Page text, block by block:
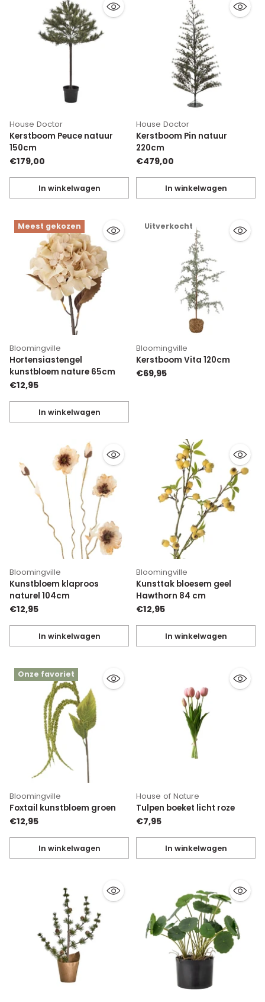
House Doctor
Kerstboom Peuce natuur
150cm
€179,00
In winkelwagen
Hoeveelheid
House Doctor
Kerstboom Pin natuur
220cm
€479,00
In winkelwagen
Hoeveelheid
Meest gekozen
Bloomingville
Hortensiastengel
kunstbloem nature 65cm
€12,95
In winkelwagen
Hoeveelheid
Uitverkocht
Bloomingville
Kerstboom Vita 120cm
€69,95
Bloomingville
Kunstbloem klaproos
naturel 104cm
€12,95
In winkelwagen
Hoeveelheid
Bloomingville
Kunsttak bloesem geel
Hawthorn 84 cm
€12,95
In winkelwagen
Hoeveelheid
Onze favoriet
Bloomingville
Foxtail kunstbloem groen
€12,95
In winkelwagen
Hoeveelheid
House of Nature
Tulpen boeket licht roze
€7,95
In winkelwagen
Hoeveelheid